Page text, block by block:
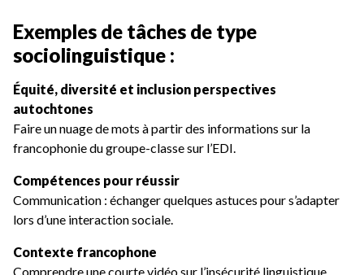
Exemples de tâches de type
sociolinguistique :
Équité, diversité et inclusion perspectives
autochtones
Faire un nuage de mots à partir des informations sur la
francophonie du groupe-classe sur l’EDI.
Compétences pour réussir
Communication : échanger quelques astuces pour s’adapter
lors d’une interaction sociale.
Contexte francophone
Comprendre une courte vidéo sur l’insécurité linguistique